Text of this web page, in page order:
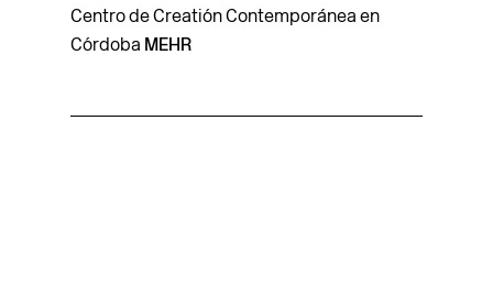
Centro de Creatión Contemporánea en
Córdoba MEHR